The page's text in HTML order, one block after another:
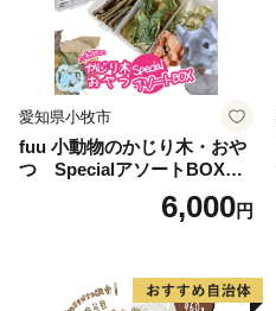
愛知県小牧市
fuu 小動物のかじり木・おや
つ SpecialアソートBOX（1
6,000円